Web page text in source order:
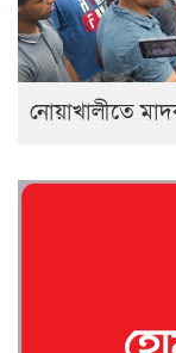
নোয়াখালীতে